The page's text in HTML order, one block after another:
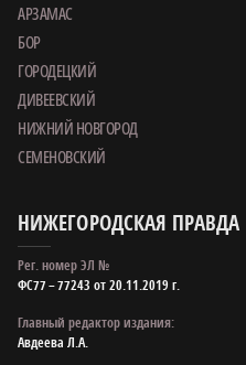
АРЗАМАС
БОР
ГОРОДЕЦКИЙ
ДИВЕЕВСКИЙ
НИЖНИЙ НОВГОРОД
СЕМЕНОВСКИЙ
НИЖЕГОРОДСКАЯ ПРАВДА
Рег. номер ЭЛ №
ФС77 – 77243 от 20.11.2019 г.
Главный редактор издания:
Авдеева Л.А.